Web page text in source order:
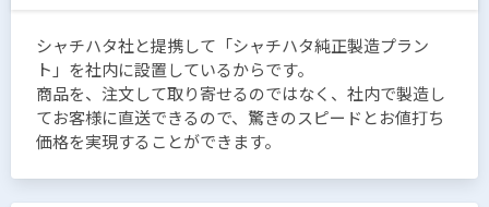
シャチハタ社と提携して「シャチハタ純正製造プラン
ト」を社内に設置しているからです。
商品を、注文して取り寄せるのではなく、社内で製造し
てお客様に直送できるので、驚きのスピードとお値打ち
価格を実現することができます。